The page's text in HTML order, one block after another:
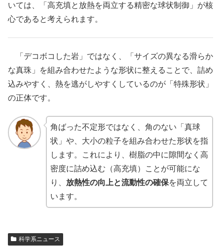
いては、「高充填と放熱を両立する精密な球状制御」が核
心であると考えられます。
「デコボコした岩」ではなく、「サイズの異なる滑らか
な真珠」を組み合わせたような形状に整えることで、詰め
込みやすく、熱を逃がしやすくしているのが「特殊形状」
の正体です。
角ばった不定形ではなく、角のない「真球
状」や、大小の粒子を組み合わせた形状を指
します。これにより、樹脂の中に隙間なく高
密度に詰め込む（高充填）ことが可能にな
り、 放熱性の向上と流動性の確保を両立して
います。
科学系ニュース